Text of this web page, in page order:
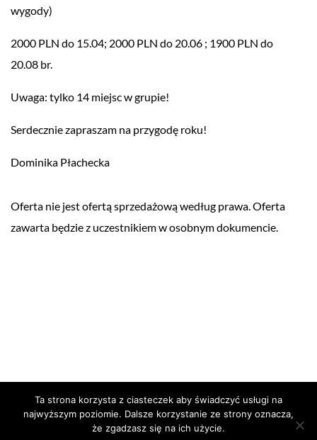
wygody)
2000 PLN do 15.04; 2000 PLN do 20.06 ; 1900 PLN do
20.08 br.
Uwaga: tylko 14 miejsc w grupie!
Serdecznie zapraszam na przygodę roku!
Dominika Płachecka
Oferta nie jest ofertą sprzedażową według prawa. Oferta
zawarta będzie z uczestnikiem w osobnym dokumencie.
Ta strona korzysta z ciasteczek aby świadczyć usługi na
najwyższym poziomie. Dalsze korzystanie ze strony oznacza,
że zgadzasz się na ich użycie.